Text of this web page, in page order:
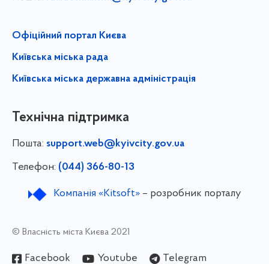
Офіційний портал Києва
Київська міська рада
Київська міська державна адміністрація
Технічна підтримка
Пошта: support.web@kyivcity.gov.ua
Телефон: (044) 366-80-13
Компанія «Kitsoft»– розробник порталу
© Власність міста Києва 2021
Facebook Youtube Telegram